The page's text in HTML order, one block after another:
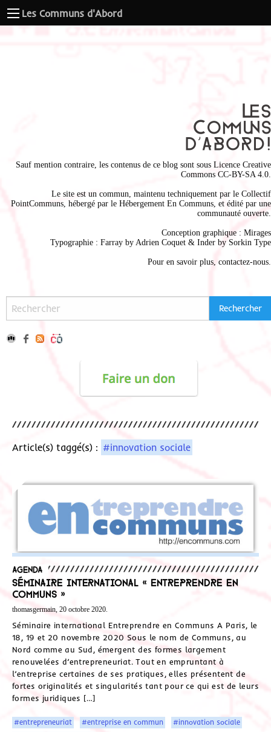
Les Communs d'Abord
Sauf mention contraire, les contenus de ce blog sont sous Licence Creative
Commons CC-BY-SA 4.0
Le site est un commun, maintenu techniquement par le Collectif
PointCommuns , hébergé par le Hébergement En Communs , et édité par une
communauté ouverte.
Conception graphique : Mirages
Typographie : Farray by Adrien Coquet & Inder by Sorkin Type
Pour en savoir plus, contactez-nous
Article(s) taggé(s) : #innovation sociale
Agenda
Séminaire international « Entreprendre en
Communs »
thomasgermain, 20 octobre 2020.
Séminaire international Entreprendre en Communs A Paris, le
18, 19 et 20 novembre 2020 Sous le nom de Communs, au
Nord comme au Sud, émergent des formes largement
renouvelées d’entrepreneuriat. Tout en empruntant à
l’entreprise certaines de ses pratiques, elles présentent de
fortes originalités et singularités tant pour ce qui est de leurs
formes juridiques […]
#entrepreneuriat #entreprise en commun
#innovation sociale